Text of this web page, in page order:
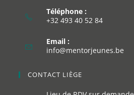
Téléphone :
+32 493 40 52 84
Email :
info@mentorjeunes.be
CONTACT LIÈGE